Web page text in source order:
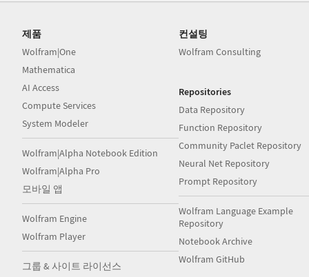
제품
Wolfram|One
Mathematica
AI Access
Compute Services
System Modeler
Wolfram|Alpha Notebook Edition
Wolfram|Alpha Pro
모바일 앱
Wolfram Engine
Wolfram Player
그룹 & 사이트 라이선스
컨설팅
Wolfram Consulting
Repositories
Data Repository
Function Repository
Community Paclet Repository
Neural Net Repository
Prompt Repository
Wolfram Language Example
Repository
Notebook Archive
Wolfram GitHub